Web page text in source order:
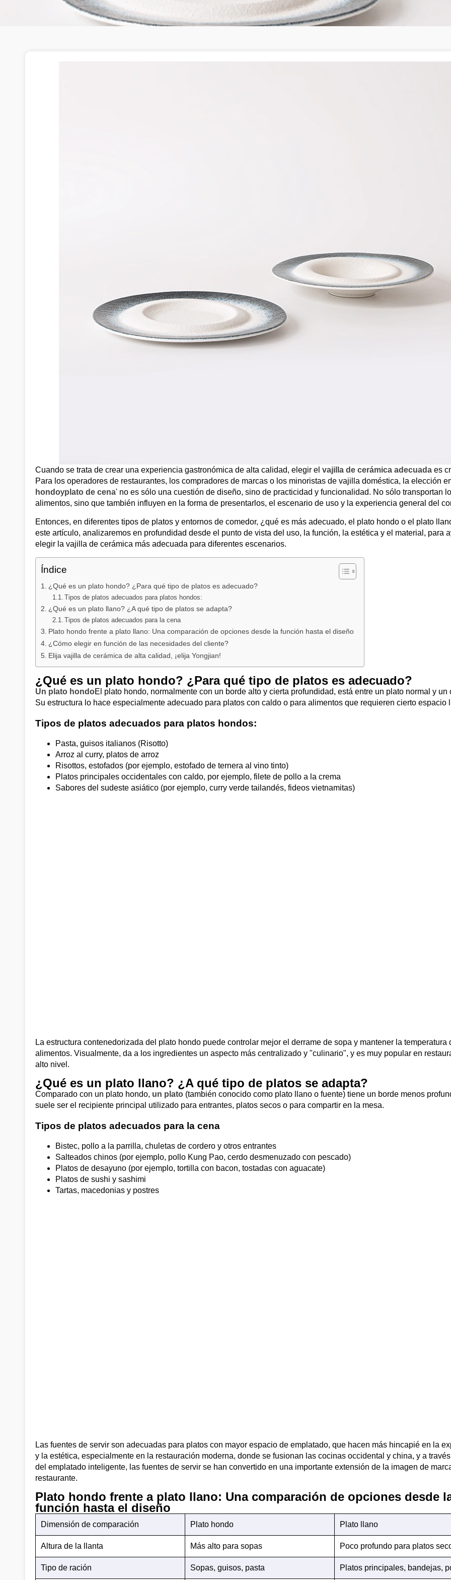
Cuando se trata de crear una experiencia gastronómica de alta calidad, elegir el vajilla de cerámica adecuada es
Para los operadores de restaurantes, los compradores de marcas o los minoristas de vajilla doméstica, la elección
hondoyplato de cena' no es sólo una cuestión de diseño, sino de practicidad y funcionalidad. No sólo transportan
alimentos, sino que también influyen en la forma de presentarlos, el escenario de uso y la experiencia general del
Entonces, en diferentes tipos de platos y entornos de comedor, ¿qué es más adecuado, el plato hondo o el plato
este artículo, analizaremos en profundidad desde el punto de vista del uso, la función, la estética y el material, para
elegir la vajilla de cerámica más adecuada para diferentes escenarios.
Índice
¿Qué es un plato hondo? ¿Para qué tipo de platos es adecuado?
Tipos de platos adecuados para platos hondos:
¿Qué es un plato llano? ¿A qué tipo de platos se adapta?
Tipos de platos adecuados para la cena
Plato hondo frente a plato llano: Una comparación de opciones desde la función hasta el diseño
¿Cómo elegir en función de las necesidades del cliente?
Elija vajilla de cerámica de alta calidad, ¡elija Yongjian!
¿Qué es un plato hondo? ¿Para qué tipo de platos es adecuado?
Un plato hondoEl plato hondo, normalmente con un borde alto y cierta profundidad, está entre un plato normal y un
Su estructura lo hace especialmente adecuado para platos con caldo o para alimentos que requieren cierto espacio
Tipos de platos adecuados para platos hondos:
Pasta, guisos italianos (Risotto)
Arroz al curry, platos de arroz
Risottos, estofados (por ejemplo, estofado de ternera al vino tinto)
Platos principales occidentales con caldo, por ejemplo, filete de pollo a la crema
Sabores del sudeste asiático (por ejemplo, curry verde tailandés, fideos vietnamitas)
La estructura contenedorizada del plato hondo puede controlar mejor el derrame de sopa y mantener la temperatura
alimentos. Visualmente, da a los ingredientes un aspecto más centralizado y "culinario", y es muy popular en
alto nivel.
¿Qué es un plato llano? ¿A qué tipo de platos se adapta?
Comparado con un plato hondo, un plato (también conocido como plato llano o fuente) tiene un borde menos
suele ser el recipiente principal utilizado para entrantes, platos secos o para compartir en la mesa.
Tipos de platos adecuados para la cena
Bistec, pollo a la parrilla, chuletas de cordero y otros entrantes
Salteados chinos (por ejemplo, pollo Kung Pao, cerdo desmenuzado con pescado)
Platos de desayuno (por ejemplo, tortilla con bacon, tostadas con aguacate)
Platos de sushi y sashimi
Tartas, macedonias y postres
Las fuentes de servir son adecuadas para platos con mayor espacio de emplatado, que hacen más hincapié en la
y la estética, especialmente en la restauración moderna, donde se fusionan las cocinas occidental y china, y a
del emplatado inteligente, las fuentes de servir se han convertido en una importante extensión de la imagen de
restaurante.
Plato hondo frente a plato llano: Una comparación de opciones desde
función hasta el diseño
Dimensión de comparación Plato hondo Plato llano
Altura de la llanta Más alto para sopas Poco profundo para platos
Tipo de ración Sopas, guisos, pasta Platos principales, bandejas,